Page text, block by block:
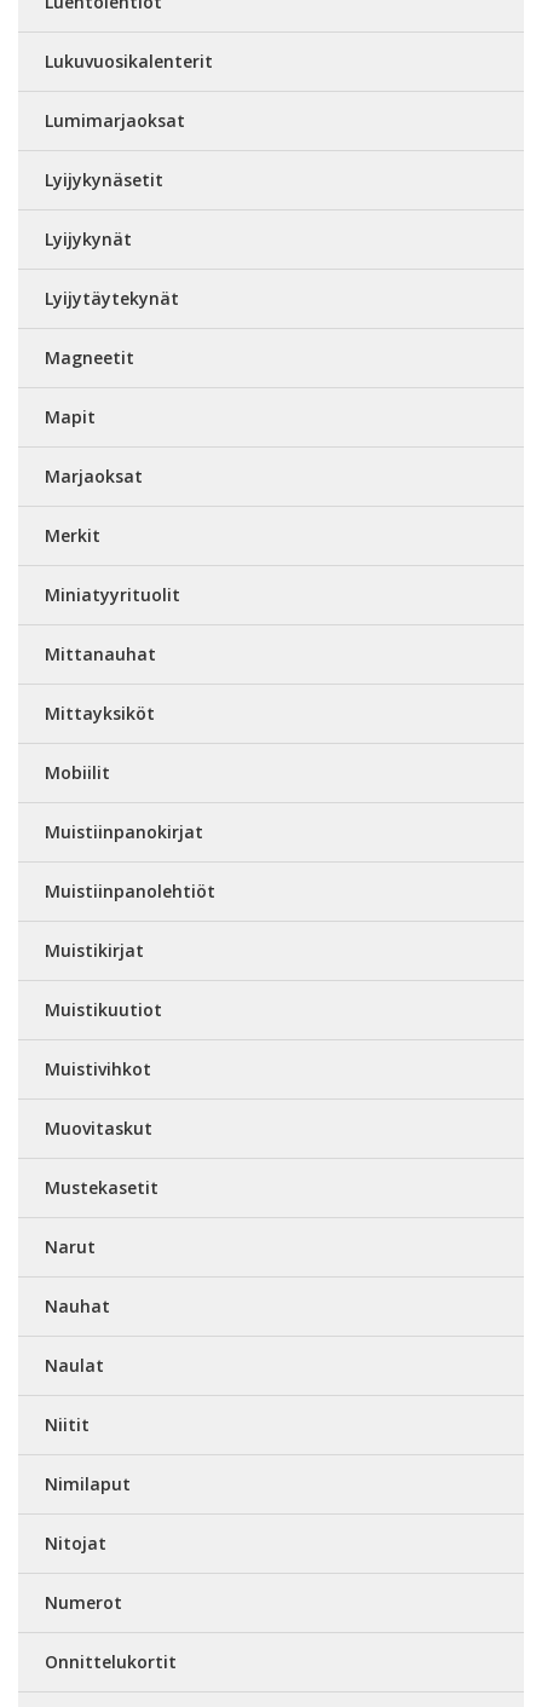
Lukuvuosikalenterit
Lumimarjaoksat
Lyijykynäsetit
Lyijykynät
Lyijytäytekynät
Magneetit
Mapit
Marjaoksat
Merkit
Miniatyyrituolit
Mittanauhat
Mittayksiköt
Mobiilit
Muistiinpanokirjat
Muistiinpanolehtiöt
Muistikirjat
Muistikuutiot
Muistivihkot
Muovitaskut
Mustekasetit
Narut
Nauhat
Naulat
Niitit
Nimilaput
Nitojat
Numerot
Onnittelukortit